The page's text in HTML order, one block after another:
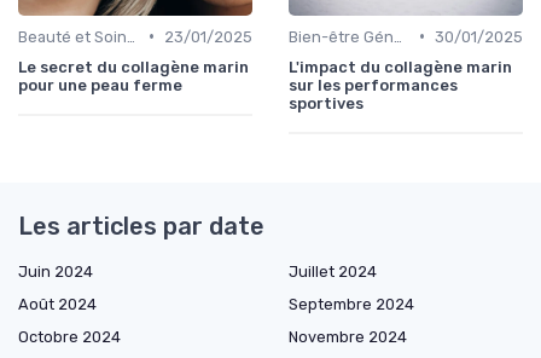
•
23/01/2025
Le secret du collagène marin
pour une peau ferme
• 30/01/2025
L'impact du collagène marin
sur les performances
sportives
Les articles par date
Juin 2024
Juillet 2024
Août 2024
Septembre 2024
Octobre 2024
Novembre 2024